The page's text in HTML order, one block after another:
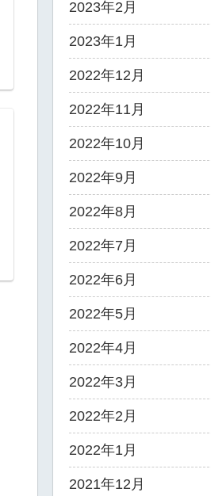
2023年2月
2023年1月
2022年12月
2022年11月
2022年10月
2022年9月
2022年8月
2022年7月
2022年6月
2022年5月
2022年4月
2022年3月
2022年2月
2022年1月
2021年12月